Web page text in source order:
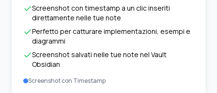
Screenshot con timestamp a un clic inseriti
direttamente nelle tue note
Perfetto per catturare implementazioni, esempi e
diagrammi
Screenshot salvati nelle tue note nel Vault
Obsidian
Screenshot con Timestamp